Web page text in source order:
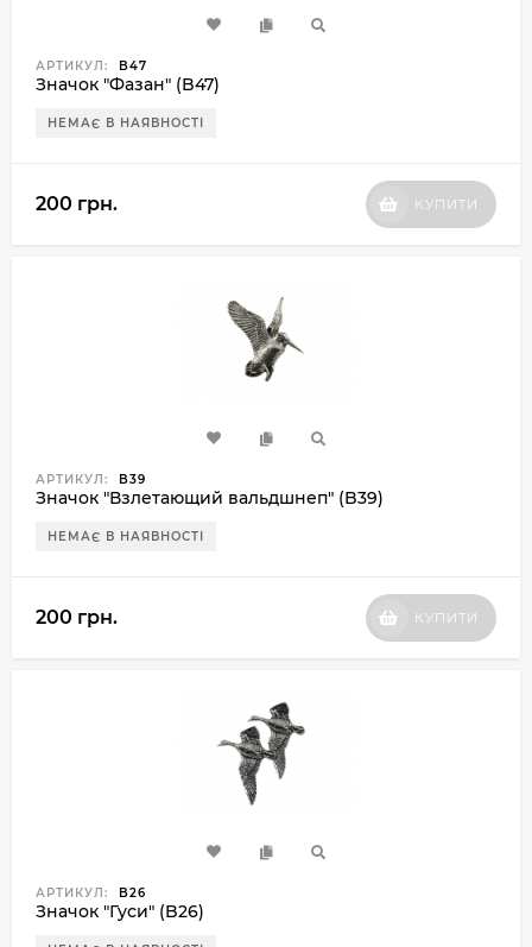
АРТИКУЛ: B47
Значок "Фазан" (B47)
НЕМАЄ В НАЯВНОСТІ
200 грн. КУПИТИ
АРТИКУЛ: B39
Значок "Взлетающий вальдшнеп" (B39)
НЕМАЄ В НАЯВНОСТІ
200 грн. КУПИТИ
АРТИКУЛ: B26
Значок "Гуси" (B26)